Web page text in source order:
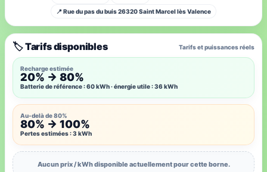
📍 Rue du pas du buis 26320 Saint Marcel lès Valence
🏷️ Tarifs disponibles Tarifs et puissances réels
Recharge estimée
20% → 80%
Batterie de référence : 60 kWh · énergie utile : 36 kWh
Au-delà de 80%
80% → 100%
Pertes estimées : 3 kWh
Aucun prix / kWh disponible actuellement pour cette borne.